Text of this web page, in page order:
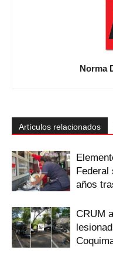
Norma
Artículos relacionados
años
CRUM